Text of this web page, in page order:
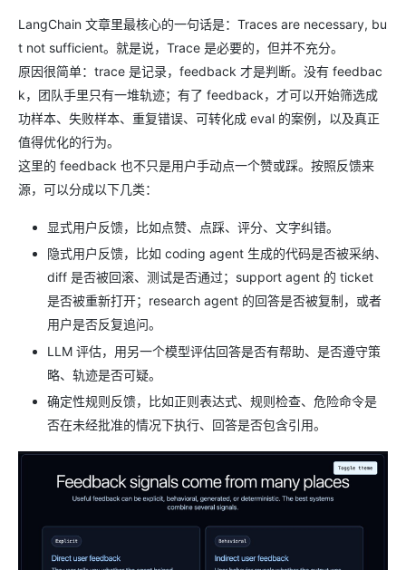
LangChain 文章里最核心的一句话是：Traces are necessary, bu
t not sufficient。就是说，Trace 是必要的，但并不充分。
原因很简单：trace 是记录，feedback 才是判断。没有 feedbac
k，团队手里只有一堆轨迹；有了 feedback，才可以开始筛选成
功样本、失败样本、重复错误、可转化成 eval 的案例，以及真正
值得优化的行为。
这里的 feedback 也不只是用户手动点一个赞或踩。按照反馈来
源，可以分成以下几类：
显式用户反馈，比如点赞、点踩、评分、文字纠错。
隐式用户反馈，比如 coding agent 生成的代码是否被采纳、
diff 是否被回滚、测试是否通过；support agent 的 ticket
是否被重新打开；research agent 的回答是否被复制，或者
用户是否反复追问。
LLM 评估，用另一个模型评估回答是否有帮助、是否遵守策
略、轨迹是否可疑。
确定性规则反馈，比如正则表达式、规则检查、危险命令是
否在未经批准的情况下执行、回答是否包含引用。